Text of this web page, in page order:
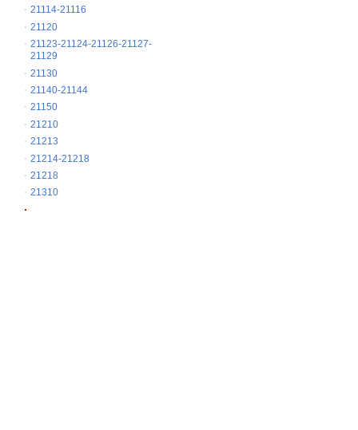
21114-21116
21120
21123-21124-21126-21127-
21129
21130
21140-21144
21150
21210
21213
21214-21218
21218
21310